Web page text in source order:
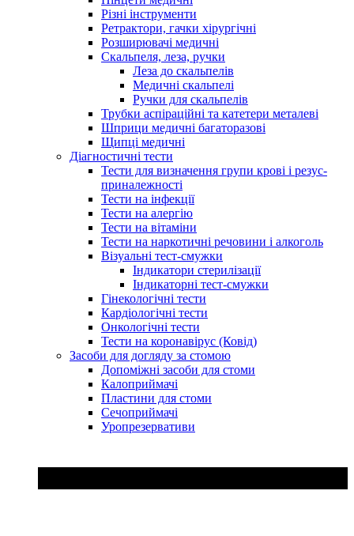
Різні інструменти
Ретрактори, гачки хірургічні
Розширювачі медичні
Скальпеля, леза, ручки
Леза до скальпелів
Медичні скальпелі
Ручки для скальпелів
Трубки аспіраційні та катетери металеві
Шприци медичні багаторазові
Щипці медичні
Діагностичні тести
Тести для визначення групи крові і резус-
приналежності
Тести на інфекції
Тести на алергію
Тести на вітаміни
Тести на наркотичні речовини і алкоголь
Візуальні тест-смужки
Індикатори стерилізації
Індикаторні тест-смужки
Гінекологічні тести
Кардіологічні тести
Онкологічні тести
Тести на коронавірус (Ковід)
Засоби для догляду за стомою
Допоміжні засоби для стоми
Калоприймачі
Пластини для стоми
Сечоприймачі
Уропрезервативи